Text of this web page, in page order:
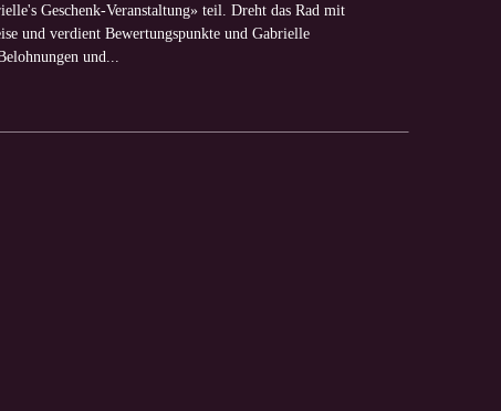
Geschenk-Veranstaltung» teil. Dreht das Rad mit
und verdient Bewertungspunkte und Gabrielle
und...